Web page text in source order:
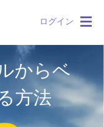
ログイン
からベ
方法